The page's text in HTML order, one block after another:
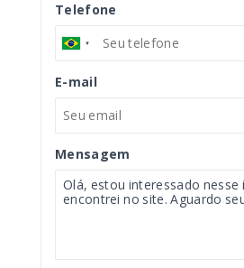
Telefone
E-mail
Mensagem